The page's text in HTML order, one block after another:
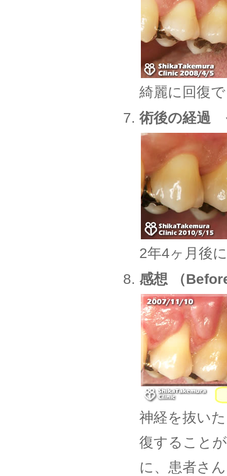
綺麗に回復
術後の経過
2年4ヶ月後
感想 （
神経を抜い
復すること
に、患者さ